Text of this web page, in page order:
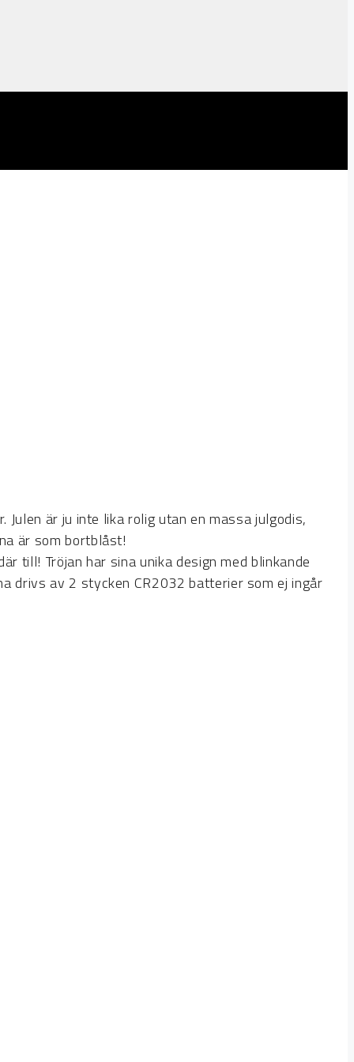
är ju inte lika rolig utan en massa julgodis,
är som bortblåst!
till! Tröjan har sina unika design med blinkande
drivs av 2 stycken CR2032 batterier som ej ingår